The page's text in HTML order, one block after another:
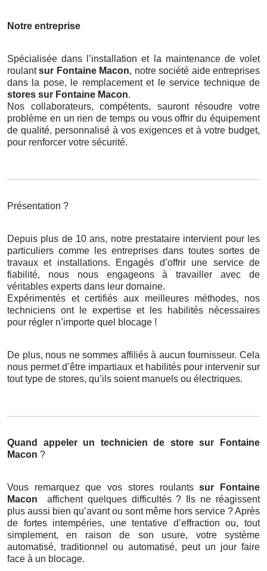
Notre entreprise
Spécialisée dans l’installation et la maintenance de volet
roulantsur Fontaine Macon, notre société aide entreprises
dans la pose, le remplacement et le service technique de
stores sur Fontaine Macon.
Nos collaborateurs, compétents, sauront résoudre votre
problème en un rien de temps ou vous offrir du équipement
de qualité, personnalisé à vos exigences et à votre budget,
pour renforcer votre sécurité.
Présentation ?
Depuis plus de 10 ans, notre prestataire intervient pour les
particuliers comme les entreprises dans toutes sortes de
travaux et installations. Engagés d’offrir une service de
fiabilité, nous nous engageons à travailler avec de
véritables experts dans leur domaine.
Expérimentés et certifiés aux meilleures méthodes, nos
techniciens ont le expertise et les habilités nécessaires
pour régler n’importe quel blocage !
De plus, nous ne sommes affiliés à aucun fournisseur. Cela
nous permet d’être impartiaux et habilités pour intervenir sur
tout type de stores, qu’ils soient manuels ou électriques.
Quand appeler un technicien de store sur Fontaine
Macon ?
Vous remarquez que vos stores roulantssur Fontaine
Macon
affichent quelques difficultés ? Ils ne réagissent
plus aussi bien qu’avant ou sont même hors service ? Après
de fortes intempéries, une tentative d’effraction ou, tout
simplement, en raison de son usure, votre système
automatisé, traditionnel ou automatisé, peut un jour faire
face à un blocage.